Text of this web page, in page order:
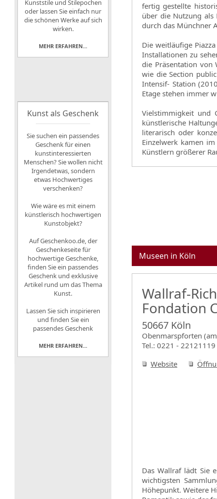
fertig gestellte
über die Nutzung als
durch das Münchner
Die weitläufige
Installationen zu
die Präsentation von
wie die Section
Intensif- Station
Etage stehen immer
Vielstimmigkeit und
künstlerische
literarisch oder
Einzelwerk kamen
Künstlern größerer
Museen in Köln
Wallraf-
Fondation
50667 Köln
Obenmarspforten
Tel.: 0221 - 22121119
Website
Das Wallraf lädt Sie
wichtigsten
Höhepunkt. Weitere
Kunststile und Stilepochen
oder lassen Sie einfach nur
die schönen Werke auf sich
wirken.
MEHR ERFAHREN...
Kunst als Geschenk
Sie suchen ein passendes
Geschenk für einen
kunstinteressierten
Menschen? Sie wollen nicht
Irgendetwas, sondern
etwas Hochwertiges
verschenken?
Wie wäre es mit einem
künstlerisch hochwertigen
Kunstobjekt?
AufGeschenkoo.de, der
Geschenkeseite für
hochwertige Geschenke,
finden Sie ein passendes
Geschenk und exklusive
Artikel rund um das Thema
Kunst.
Lassen Sie sich inspirieren
und finden Sie ein
passendes Geschenk
MEHR ERFAHREN...